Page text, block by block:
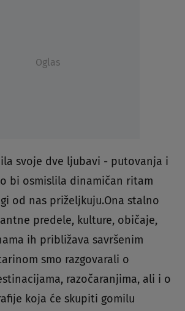
Oglas
svoje dve ljubavi - putovanja i
bi osmislila dinamičan ritam
od nas priželjkuju.Ona stalno
predele, kulture, običaje,
ih približava savršenim
smo razgovarali o
razočaranjima, ali i o
koja će skupiti gomilu